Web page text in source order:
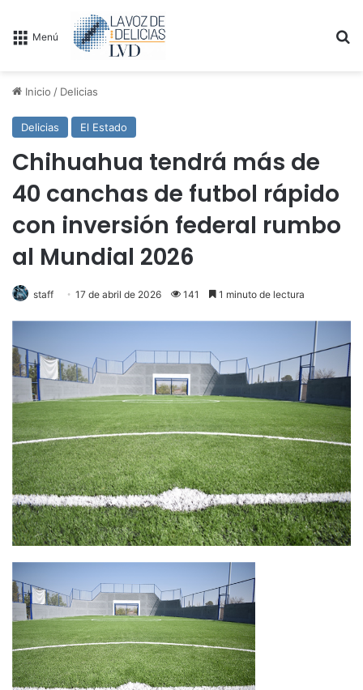
Menú
Inicio / Delicias
Delicias El Estado
Chihuahua tendrá más de
40 canchas de futbol rápido
con inversión federal rumbo
al Mundial 2026
staff 17 de abril de 2026 141 1 minuto de lectura